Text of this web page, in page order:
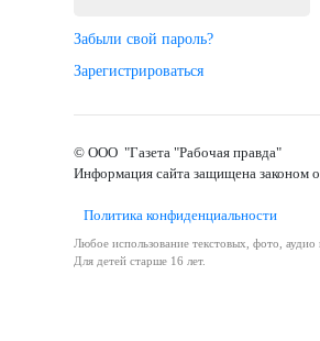
Забыли свой пароль?
Зарегистрироваться
© ООО "Газета "Рабочая правда"
Информация сайта защищена законом
Политика конфиденциальности
Любое использование текстовых, фото, аудио
Для детей старше 16 лет.